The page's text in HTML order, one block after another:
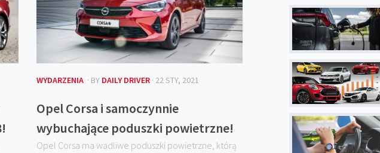
WYDARZENIA · BY DAILY DRIVER · 22 STY, 2021
Opel Corsa i samoczynnie
wybuchające poduszki powietrzne!
Opel Corsa ma wadliwe poduszki powietrzne, którą